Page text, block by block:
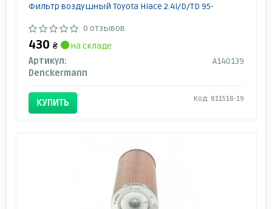
Фильтр воздушный Toyota Hiace 2.4i/D/TD 95-
0 отзывов
430 ₴
на складе
Артикул:
A140139
Denckermann
КУПИТЬ Код: 811518-19